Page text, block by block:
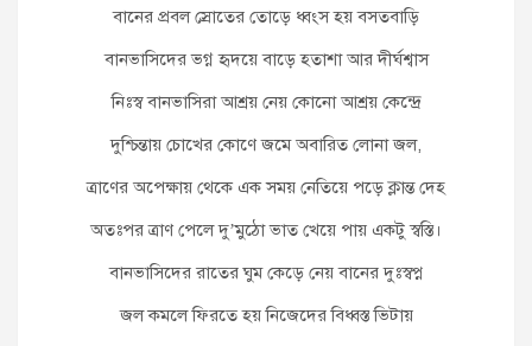
বানের প্রবল স্রোতের তোড়ে ধ্বংস হয় বসতবাড়ি
বানভাসিদের ভগ্ন হৃদয়ে বাড়ে হতাশা আর দীর্ঘশ্বাস
নিঃস্ব বানভাসিরা আশ্রয় নেয় কোনো আশ্রয় কেন্দ্রে
দুশ্চিন্তায় চোখের কোণে জমে অবারিত লোনা জল,
ত্রাণের অপেক্ষায় থেকে এক সময় নেতিয়ে পড়ে ক্লান্ত দেহ
অতঃপর ত্রাণ পেলে দু’মুঠো ভাত খেয়ে পায় একটু স্বস্তি।
বানভাসিদের রাতের ঘুম কেড়ে নেয় বানের দুঃস্বপ্ন
জল কমলে ফিরতে হয় নিজেদের বিধ্বস্ত ভিটায়